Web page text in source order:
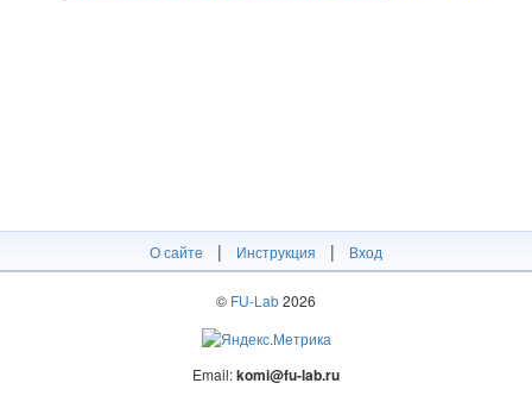
О сайте | Инструкция | Вход
© FU-Lab2026
Email:komi@fu-lab.ru